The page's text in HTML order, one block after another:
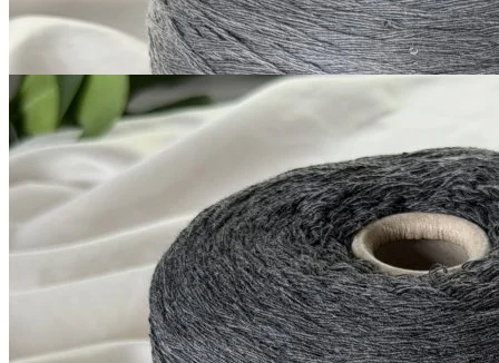
Купить
В наличии 11408
G&G Filati
Silver Plus
кашемир 10%, меринос 70%, шёлк 20%
+ пайетки
380 м/100 гтемно-серый
1 200₽
за 100 г
Купить